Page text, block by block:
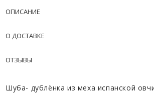
ОПИСАНИЕ
О ДОСТАВКЕ
ОТЗЫВЫ
Шуба- дублёнка из меха испанской